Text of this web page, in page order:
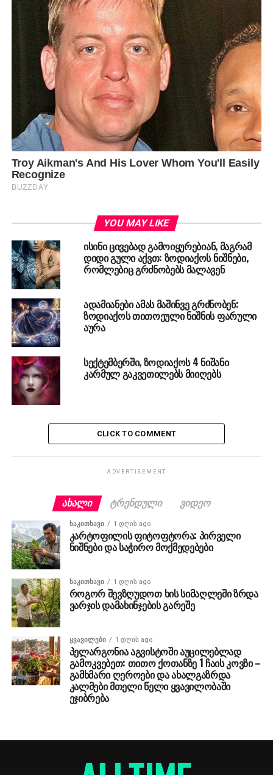
YOU MAY LIKE
ისინი ცივებად გამოიყურებიან, მაგრამ
დიდი გული აქვთ: ზოდიაქოს ნიშნები,
რომლებიც გრძნობებს მალავენ
ადამიანები ამას მაშინვე გრძნობენ:
ზოდიაქოს თითოეული ნიშნის ფარული
აურა
სექტემბერში, ზოდიაქოს 4 ნიშანი
კარმულ გაკვეთილებს მიიღებს
CLICK TO COMMENT
ADVERTISEMENT
ᲐᲮᲐᲚᲘ ᲢᲠᲔᲜᲓᲣᲚᲘ ᲕᲘᲓᲔᲝ
ᲡᲐᲙᲘᲗᲮᲐᲕᲘ 1 დღის ago
კარტოფილის ფიტოფტორა: პირველი
ნიშნები და საჭირო მოქმედებები
ᲡᲐᲙᲘᲗᲮᲐᲕᲘ 1 დღის ago
როგორ შევზღუდოთ ხის სიმაღლეში ზრდა
ვარჯის დამახინჯების გარეშე
ᲧᲕᲐᲕᲘᲚᲔᲑᲘ 1 დღის ago
პელარგონია აგვისტოში აუცილებლად
გამოკვებეთ: თითო ქოთანზე 1 ჩაის კოვზი –
გამხმარი ღეროები და ახალგაზრდა
კალმები მთელი წელი ყვავილობაში
ეჯიბრება